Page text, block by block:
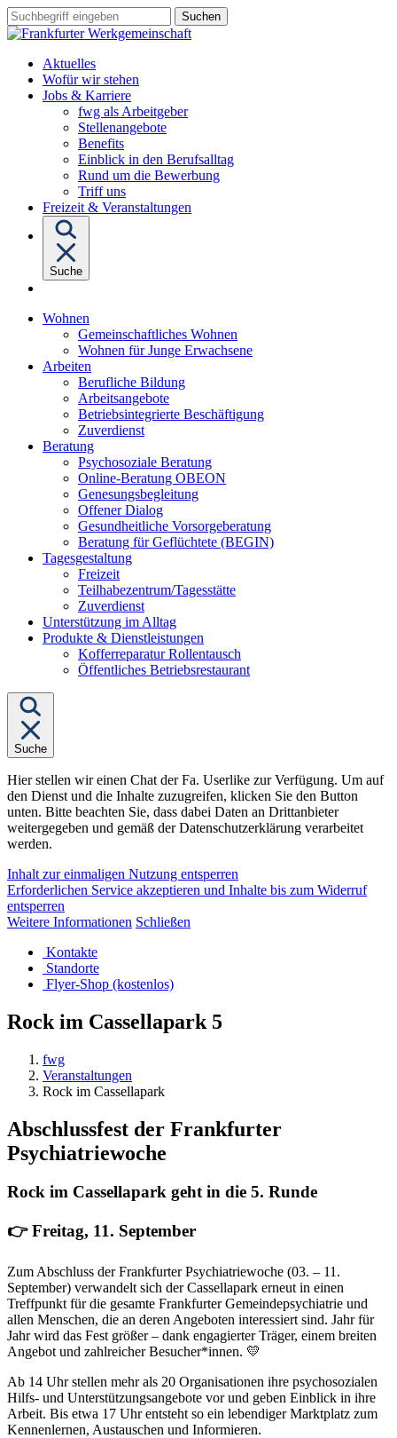
Sprungziel:
Zum
Sprungziel:
Zur
Sprungziel:
Zum
Suchbegriff
eingeben
Aktuelles
Wofür wir stehen
Jobs & KarriereUntermenü
von
"Jobs
&
fwg als Arbeitgeber
Stellenangebote
Benefits
Einblick in den Berufsalltag
Rund um die Bewerbung
Triff uns
Freizeit & Veranstaltungen
Suche
Wohnen
von
"Wohnen"
Gemeinschaftliches Wohnen
Wohnen für Junge Erwachsene
Arbeiten
von
"Arbeiten"
Berufliche Bildung
Arbeitsangebote
Betriebsintegrierte Beschäftigung
Zuverdienst
BeratungUntermenü
von
"Beratung"
Psychosoziale Beratung
Online-Beratung OBEON
Genesungsbegleitung
Offener Dialog
Gesundheitliche Vorsorgeberatung
Beratung für Geflüchtete (BEGIN)
TagesgestaltungUntermenü
"Tagesgestaltung"
Freizeit
Teilhabezentrum/Tagesstätte
Zuverdienst
Unterstützung im Alltag
Produkte & Dienstleistungen
von
"Produkte
&
Kofferreparatur Rollentausch
Öffentliches Betriebsrestaurant
Suche
Hier stellen wir einen Chat der Fa. Userlike zur Verfügung. Um auf
den Dienst und die Inhalte zuzugreifen, klicken Sie den Button
unten. Bitte beachten Sie, dass dabei Daten an Drittanbieter
weitergegeben und gemäß der Datenschutzerklärung verarbeitet
werden.
Inhalt zur einmaligen Nutzung entsperren
Erforderlichen Service akzeptieren und Inhalte bis zum Widerruf
entsperren
Weitere Informationen Schließen
Kontakte
Standorte
Flyer-Shop (kostenlos)
Rock im Cassellapark 5
fwg
Veranstaltungen
Rock im Cassellapark
Abschlussfest der Frankfurter
Psychiatriewoche
Rock im Cassellapark geht in die 5. Runde
👉 Freitag, 11. September
Zum Abschluss der Frankfurter Psychiatriewoche (03. – 11.
September) verwandelt sich der Cassellapark erneut in einen
Treffpunkt für die gesamte Frankfurter Gemeindepsychiatrie und
allen Menschen, die an deren Angeboten interessiert sind. Jahr für
Jahr wird das Fest größer – dank engagierter Träger, einem breiten
Angebot und zahlreicher Besucher*innen. 💛
Ab 14 Uhr stellen mehr als 20 Organisationen ihre psychosozialen
Hilfs- und Unterstützungsangebote vor und geben Einblick in ihre
Arbeit. Bis etwa 17 Uhr entsteht so ein lebendiger Marktplatz zum
Kennenlernen, Austauschen und Informieren.